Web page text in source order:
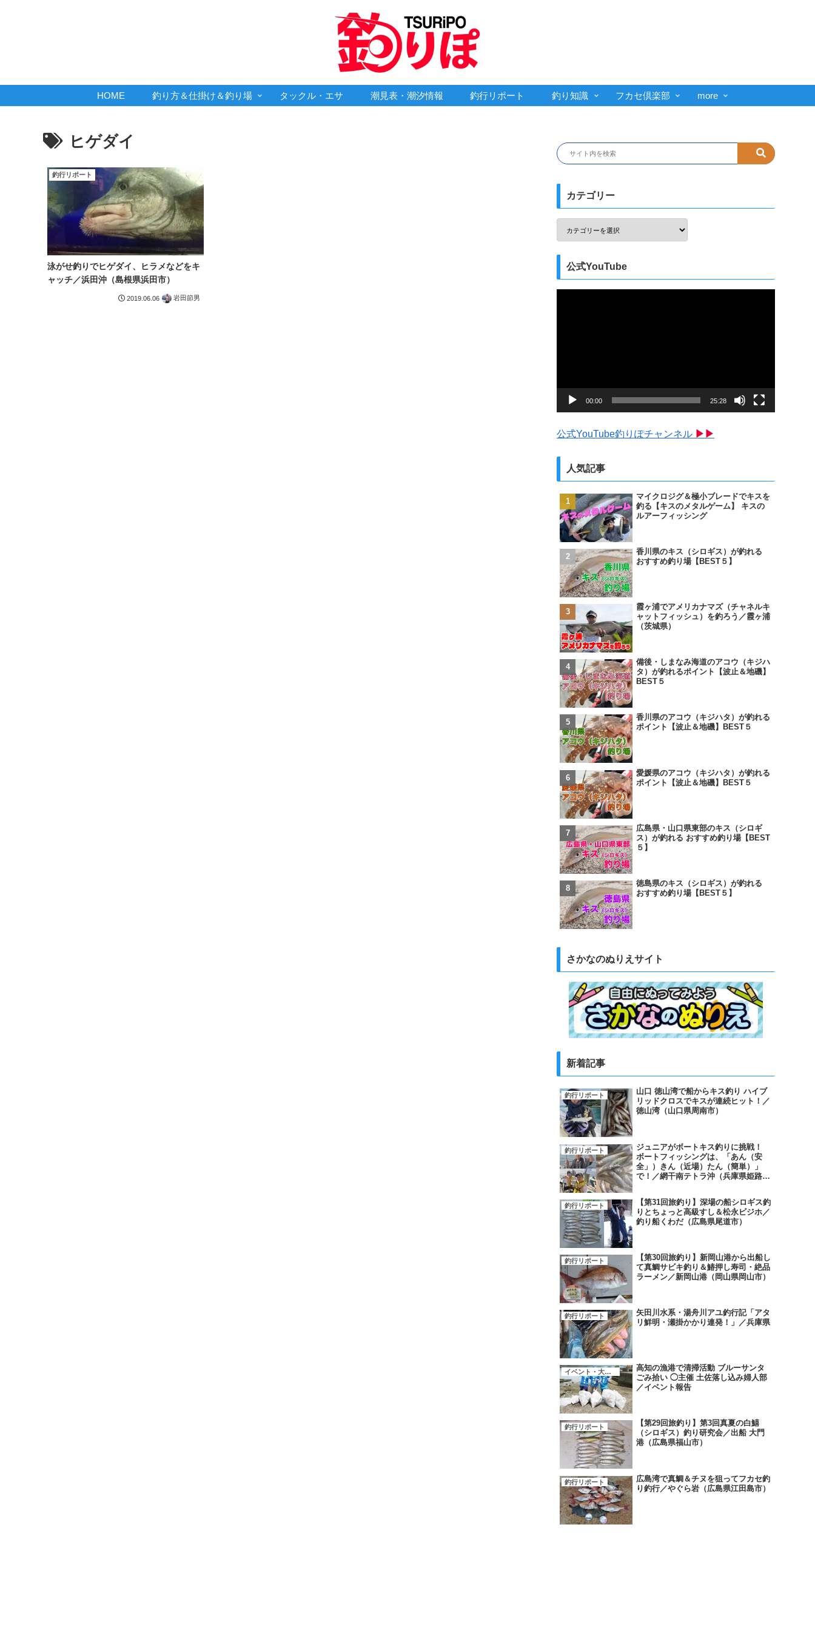
HOME 釣り方＆仕掛け＆釣り場 タックル・エサ 潮見表・潮汐情報 釣行リポート 釣り知識 フカセ倶楽部 more
ヒゲダイ
釣行リポート
泳がせ釣りでヒゲダイ、ヒラメなどをキ
ャッチ／浜田沖（島根県浜田市）
2019.06.06 岩田節男
カテゴリー
公式YouTube
00:00 25:28
公式YouTube釣りぽチャンネル ▶▶
人気記事
マイクロジグ＆極小ブレードでキスを
釣る【キスのメタルゲーム】 キスの
ルアーフィッシング
香川県のキス（シロギス）が釣れる
おすすめ釣り場【BEST５】
霞ヶ浦でアメリカナマズ（チャネルキ
ャットフィッシュ）を釣ろう／霞ヶ浦
（茨城県）
備後・しまなみ海道のアコウ（キジハ
タ）が釣れるポイント【波止＆地磯】
BEST５
香川県のアコウ（キジハタ）が釣れる
ポイント【波止＆地磯】BEST５
愛媛県のアコウ（キジハタ）が釣れる
ポイント【波止＆地磯】BEST５
広島県・山口県東部のキス（シロギ
ス）が釣れる おすすめ釣り場【BEST
５】
徳島県のキス（シロギス）が釣れる
おすすめ釣り場【BEST５】
さかなのぬりえサイト
新着記事
釣行リポート
山口 徳山湾で船からキス釣り ハイブ
リッドクロスでキスが連続ヒット！／
徳山湾（山口県周南市）
釣行リポート
ジュニアがボートキス釣りに挑戦！
ボートフィッシングは、「あん（安
全」）きん（近場）たん（簡単）」
で！／網干南テトラ沖（兵庫県姫路
釣行リポート
【第31回旅釣り】深場の船シロギス釣
りとちょっと高級すし＆松永ビジホ／
釣り船くわだ（広島県尾道市）
釣行リポート
【第30回旅釣り】新岡山港から出船し
て真鯛サビキ釣り＆鰆押し寿司・絶品
ラーメン／新岡山港（岡山県岡山市）
釣行リポート
矢田川水系・湯舟川アユ釣行記「アタ
リ鮮明・瀬掛かかり連発！」／兵庫県
イベント・大会・キャンペーン
高知の漁港で清掃活動 ブルーサンタ
ごみ拾い ◯主催 土佐落し込み婦人部
／イベント報告
釣行リポート
【第29回旅釣り】第3回真夏の白鱚
（シロギス）釣り研究会／出船 大門
港（広島県福山市）
釣行リポート
広島湾で真鯛＆チヌを狙ってフカセ釣
り釣行／やぐら岩（広島県江田島市）